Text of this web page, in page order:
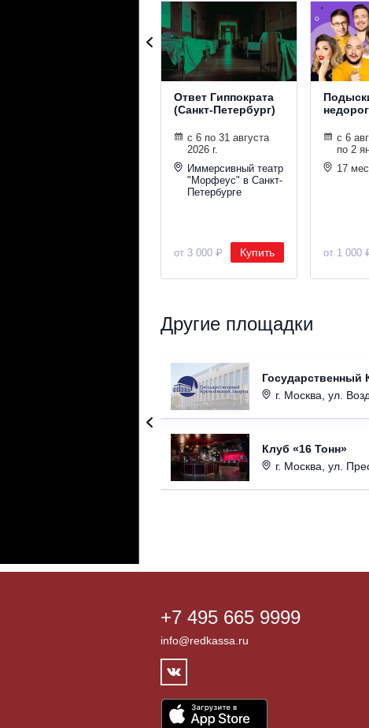
Ответ Гиппократа
(Санкт-Петербург)
с 6 по 31 августа
2026 г.
Иммерсивный театр
"Морфеус" в Санкт-
Петербурге
от 3 000 ₽ Купить
с 6
по 2
17
от 1 000
Другие площадки
Государственный
г. Москва, ул.
Клуб «16 Тонн»
г. Москва, ул.
+7 495 665 9999
info@redkassa.ru